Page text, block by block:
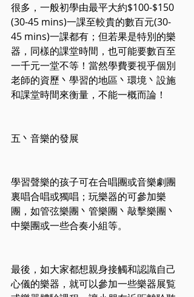
很多，一般初學由最平大約$100-$150
(30-45 mins)一課至較貴的數百元(30-
45 mins)一課都有；但若果是特別的樂
器，同樣的課堂時間，也可能要數百至
一千元一堂不等！當然學費要視乎個別
老師的資歷丶學習的地區丶環境丶設施
和課堂時間來衡量，不能一概而論！
五丶音樂的發展
學習聲樂的孩子可在合唱團或音樂劇團
裏唱合唱或獨唱；玩樂器的可參加樂
團，如管弦樂團丶管樂團丶敲擊樂團丶
中樂團或一些合奏小組等。
最後，如大家都想親身接觸和認識自己
心儀的樂器，就可以參加一些樂器展覧